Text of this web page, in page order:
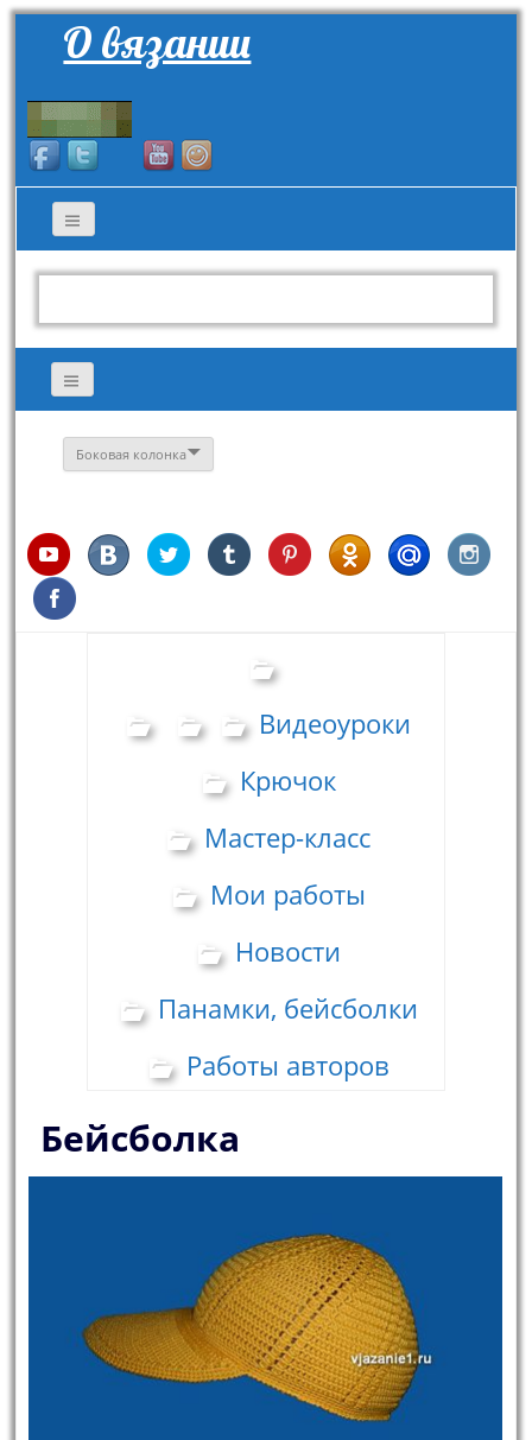
О вязании
Боковая колонка
Видеоуроки
Крючок
Мастер-класс
Мои работы
Новости
Панамки, бейсболки
Работы авторов
Бейсболка